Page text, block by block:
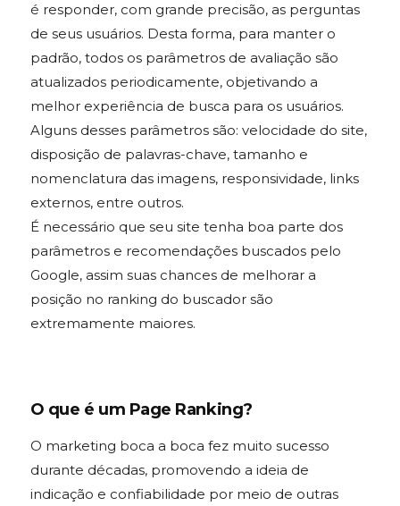
é responder, com grande precisão, as perguntas
de seus usuários. Desta forma, para manter o
padrão, todos os parâmetros de avaliação são
atualizados periodicamente, objetivando a
melhor experiência de busca para os usuários.
Alguns desses parâmetros são: velocidade do site,
disposição de palavras-chave, tamanho e
nomenclatura das imagens, responsividade, links
externos, entre outros.
É necessário que seu site tenha boa parte dos
parâmetros e recomendações buscados pelo
Google, assim suas chances de melhorar a
posição no ranking do buscador são
extremamente maiores.
O que é um Page Ranking?
O marketing boca a boca fez muito sucesso
durante décadas, promovendo a ideia de
indicação e confiabilidade por meio de outras